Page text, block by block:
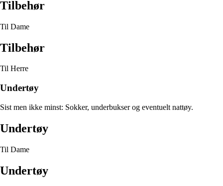
Tilbehør
Til Dame
Tilbehør
Til Herre
Undertøy
Sist men ikke minst: Sokker, underbukser og eventuelt nattøy.
Undertøy
Til Dame
Undertøy